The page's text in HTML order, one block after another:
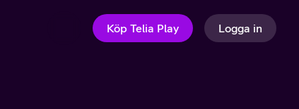
Köp Telia Play Logga in